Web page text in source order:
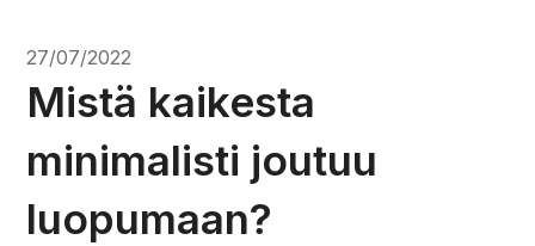
27/07/2022
Mistä kaikesta
minimalisti joutuu
luopumaan?